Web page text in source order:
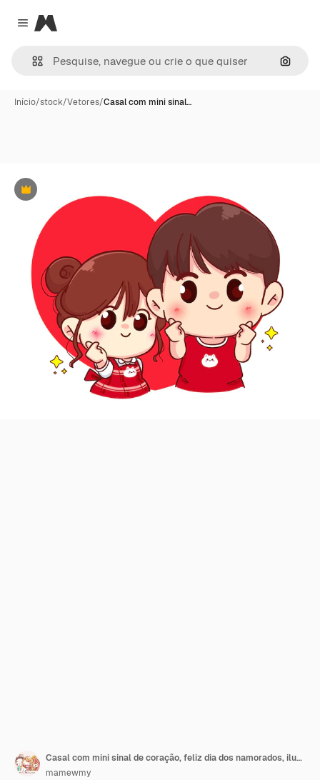
Close menu
Magnific
Início/stock/Vetores/Casal com mini sinal…
Premium
Casal com mini sinal de coração, feliz dia dos namorados, ilustração de personagem de desenho animado
mamewmy